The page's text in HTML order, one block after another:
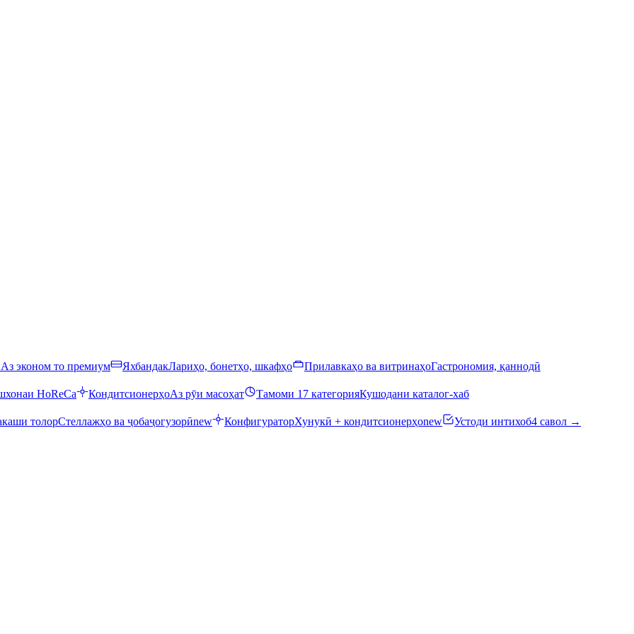
Аз эконом то премиум ЯхбандакЛариҳо, бонетҳо, шкафҳо Прилавкаҳо ва витринаҳоГастрономия, қаннодӣ
HoReCa КондитсионерҳоАз рӯи масоҳат Тамоми 17 категорияКушодани каталог-хаб
толорСтеллажҳо ва ҷобаҷогузорӣnew КонфигураторХунукӣ + кондитсионерҳоnew Устоди интихоб4 савол →